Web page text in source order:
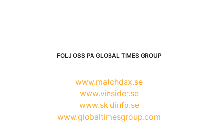
FÖLJ OSS PÅ GLOBAL TIMES GROUP
www.matchdax.se
www.vinsider.se
www.skidinfo.se
www.globaltimesgroup.com